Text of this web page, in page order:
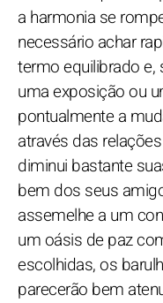
a harmonia se
necessário achar
termo equilibrado e,
uma exposição ou
pontualmente a
através das
diminui bastante
bem dos seus
assemelhe a um
um oásis de paz
escolhidas, os
parecerão bem